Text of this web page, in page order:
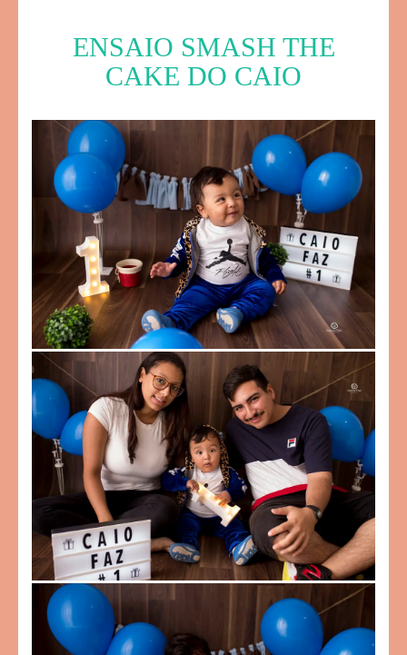
ENSAIO SMASH THE
CAKE DO CAIO